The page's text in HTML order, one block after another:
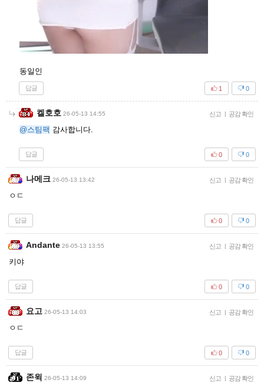
동일인
답글 0
1
켈호호 26-05-13 14:55 신고 | 공감 확인
@스팀팩 감사합니다.
답글 0
0
나메크 26-05-13 13:42 신고 | 공감 확인
ㅇㄷ
답글 0
0
Andante 26-05-13 13:55 신고 | 공감 확인
키야
답글 0
0
요고 26-05-13 14:03 신고 | 공감 확인
ㅇㄷ
답글 0
0
존윅 26-05-13 14:09 신고 | 공감 확인